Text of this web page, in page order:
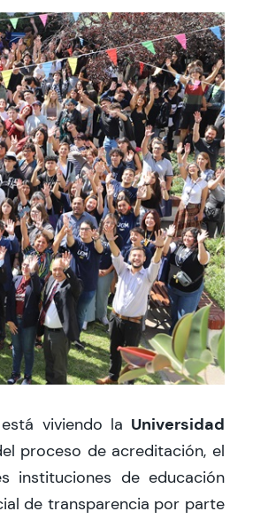
viviendo la Universidad
proceso de acreditación, el
instituciones de educación
de transparencia por parte